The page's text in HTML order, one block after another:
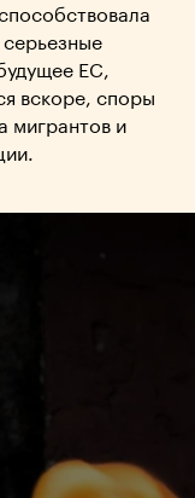
серьезные
ЕС,
вскоре, споры
мигрантов и